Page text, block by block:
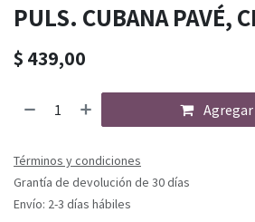
PULS. CUBANA PAVÉ,
$ 439,00
Términos y condiciones
Grantía de devolución de 30 días
Envío: 2-3 días hábiles